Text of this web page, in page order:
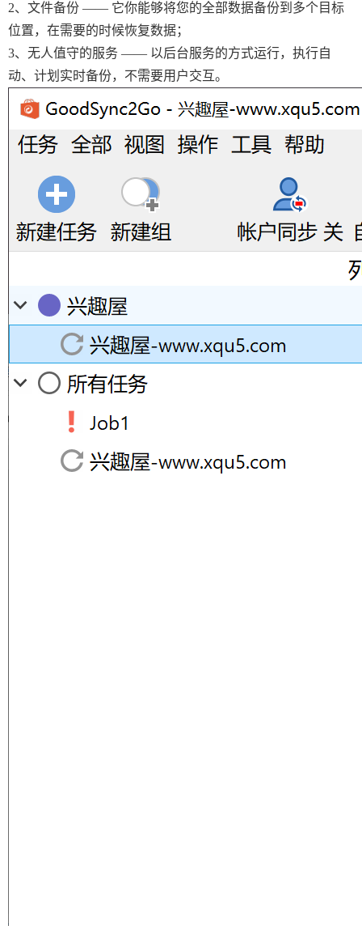
2、文件备份 —— 它你能够将您的全部数据备份到多个目标
位置，在需要的时候恢复数据；
3、无人值守的服务 —— 以后台服务的方式运行，执行自
动、计划实时备份，不需要用户交互。